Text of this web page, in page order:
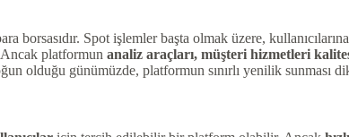
Spot işlemler başta olmak üzere,
platformun analiz araçları, müşteri hizmetleri
olduğu günümüzde, platformun sınırlı yenilik sunması